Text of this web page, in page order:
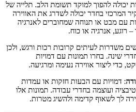
יכולה להפוך למוקד תשומת הלב. תלייה של
המרכזי בחדר יכולה לשדרג את האווירה
עם מבט או תנוחה שמחוברים לאנרגיה
רוגע, אנרגיה או כוח.
משדרות לעיתים קרובות רכות ורגש, ולכן
שינה. בחרו תמונות עם דמויות
כדי ליצור אווירה נעימה ומרגיעה.
: דמויות עם הבעות חזקות או עמדות
ועוצמה בחדרי עבודה. תמונות אלו
לך לשאוף קדימה ולהשיג מטרות.